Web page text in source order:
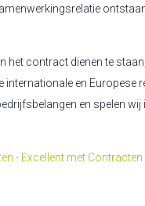
contract dienen te
en Europese
en spelen wij
- Excellent met Contracten